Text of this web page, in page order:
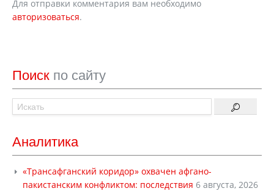
Для отправки комментария вам необходимо
авторизоваться.
Поиск по сайту
Аналитика
«Трансафганский коридор» охвачен афгано-
пакистанским конфликтом: последствия 6 августа, 2026